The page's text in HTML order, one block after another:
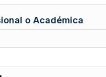
o Académica